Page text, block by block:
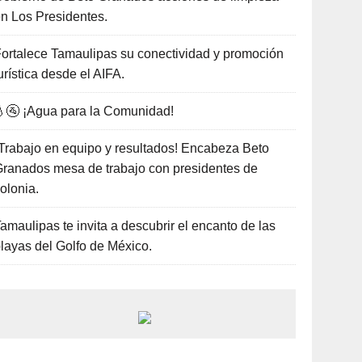
Los Presidentes.
Tamaulipas su conectividad y promoción
desde el AIFA.
¡Agua para la Comunidad!
en equipo y resultados! Encabeza Beto
mesa de trabajo con presidentes de
te invita a descubrir el encanto de las
del Golfo de México.